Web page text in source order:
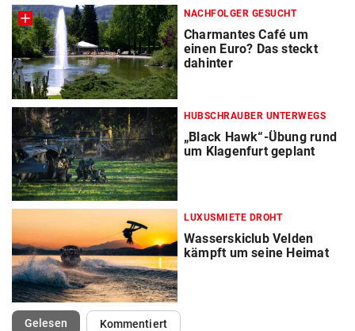
NACHFOLGER GESUCHT
Charmantes Café um
einen Euro? Das steckt
dahinter
HUBSCHRAUBER UNTERWEGS
„Black Hawk“-Übung rund
um Klagenfurt geplant
LUXUSMIETE DROHT
Wasserskiclub Velden
kämpft um seine Heimat
Gelesen(ausgewählt)Kommentiert